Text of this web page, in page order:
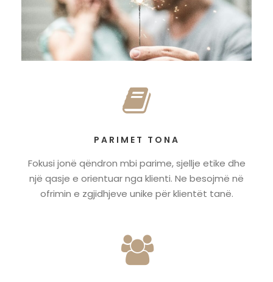
PARIMET TONA
Fokusi jonë qëndron mbi parime, sjellje etike dhe
një qasje e orientuar nga klienti. Ne besojmë në
ofrimin e zgjidhjeve unike për klientët tanë.